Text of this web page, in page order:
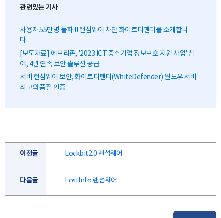
관련있는 기사
사용자 55만명 돌파!!! 랜섬웨어 차단 화이트디펜더를 소개합니
다.
[보도자료] 에브리존, '2023 ICT 중소기업 정보보호 지원 사업' 참
여, 4년 연속 보안 솔루션 공급
서버 랜섬웨어 보안, 화이트디펜더(WhiteDefender) 윈도우 서버
최고의 품질 인증
이전글 Lockbit2.0 랜섬웨어
다음글 LostInfo 랜섬웨어